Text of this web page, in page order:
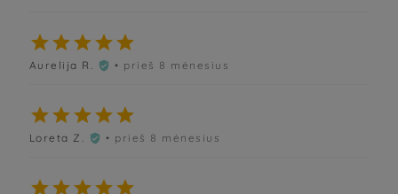

Aurelija R.  • prieš 8 mėnesius

Loreta Z.  • prieš 8 mėnesius
